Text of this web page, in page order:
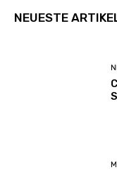
NEUESTE